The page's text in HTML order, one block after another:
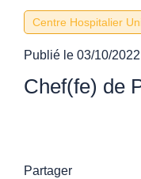
Centre Hospitalier
Publié le 03/10/2022
Chef(fe) de
Partager